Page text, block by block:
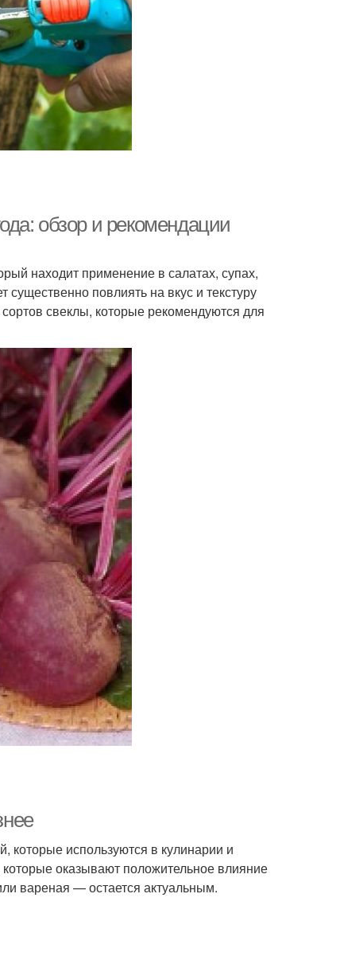
обзор и рекомендации
находит применение в салатах, супах,
повлиять на вкус и текстуру
свеклы, которые рекомендуются для
используются в кулинарии и
оказывают положительное влияние
вареная — остается актуальным.